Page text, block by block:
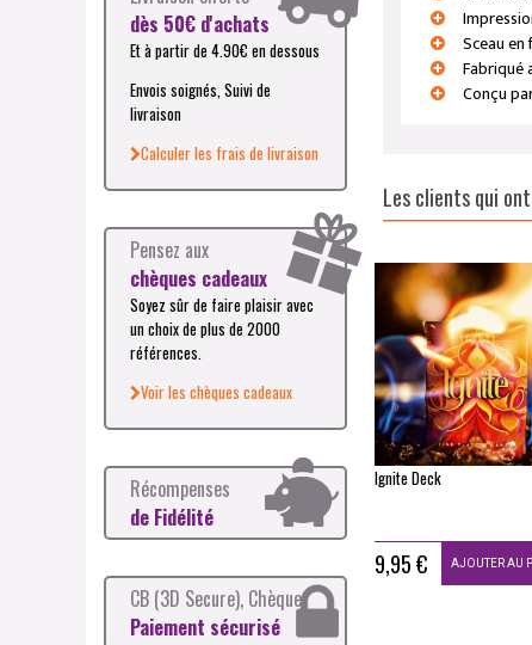
dès 50€ d'achats
Et à partir de 4.90€ en dessous
Envois soignés, Suivi de
livraison
Calculer les frais de livraison
Pensez aux
chèques cadeaux
Soyez sûr de faire plaisir avec
un choix de plus de 2000
références.
Voir les chèques cadeaux
Récompenses
de Fidélité
CB (3D Secure), Chèque
Paiement sécurisé
Sceau
Fabriqué
Conçu
Les clients qui
Ignite Deck
9,95 € AJOUTER AU